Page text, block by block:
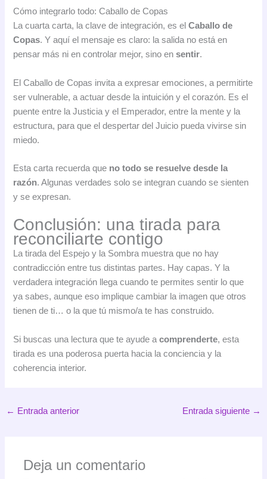
Cómo integrarlo todo: Caballo de Copas
La cuarta carta, la clave de integración, es elCaballo de
Copas. Y aquí el mensaje es claro: la salida no está en
pensar más ni en controlar mejor, sino ensentir.
El Caballo de Copas invita a expresar emociones, a permitirte
ser vulnerable, a actuar desde la intuición y el corazón. Es el
puente entre la Justicia y el Emperador, entre la mente y la
estructura, para que el despertar del Juicio pueda vivirse sin
miedo.
Esta carta recuerda que no todo se resuelve desde la
razón. Algunas verdades solo se integran cuando se sienten
y se expresan.
Conclusión: una tirada para
reconciliarte contigo
La tirada del Espejo y la Sombra muestra que no hay
contradicción entre tus distintas partes. Hay capas. Y la
verdadera integración llega cuando te permites sentir lo que
ya sabes, aunque eso implique cambiar la imagen que otros
tienen de ti… o la que tú mismo/a te has construido.
Si buscas una lectura que te ayude acomprenderte, esta
tirada es una poderosa puerta hacia la conciencia y la
coherencia interior.
← Entrada anterior Entrada siguiente →
Deja un comentario